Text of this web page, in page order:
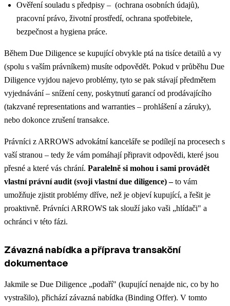
Ověření souladu s předpisy – (ochrana osobních údajů),
pracovní právo, životní prostředí, ochrana spotřebitele,
bezpečnost a hygiena práce.
Během Due Diligence se kupující obvykle ptá na tisíce detailů a vy
(spolu s vaším právníkem) musíte odpovědět. Pokud v průběhu Due
Diligence vyjdou najevo problémy, tyto se pak stávají předmětem
vyjednávání – snížení ceny, poskytnutí garancí od prodávajícího
(takzvané representations and warranties – prohlášení a záruky),
nebo dokonce zrušení transakce.
Právníci z ARROWS advokátní kanceláře se podílejí na procesech s
vaší stranou – tedy že vám pomáhají připravit odpovědi, které jsou
přesné a které vás chrání. Paralelně si mohou i sami provádět
vlastní právní audit (svoji vlastní due diligence) –to vám
umožňuje zjistit problémy dříve, než je objeví kupující, a řešit je
proaktivně. Právníci ARROWS tak slouží jako vaši „hlídači" a
ochránci v této fázi.
Závazná nabídka a příprava transakční
dokumentace
Jakmile se Due Diligence „podaří" (kupující nenajde nic, co by ho
vystrašilo), přichází závazná nabídka (Binding Offer). V tomto